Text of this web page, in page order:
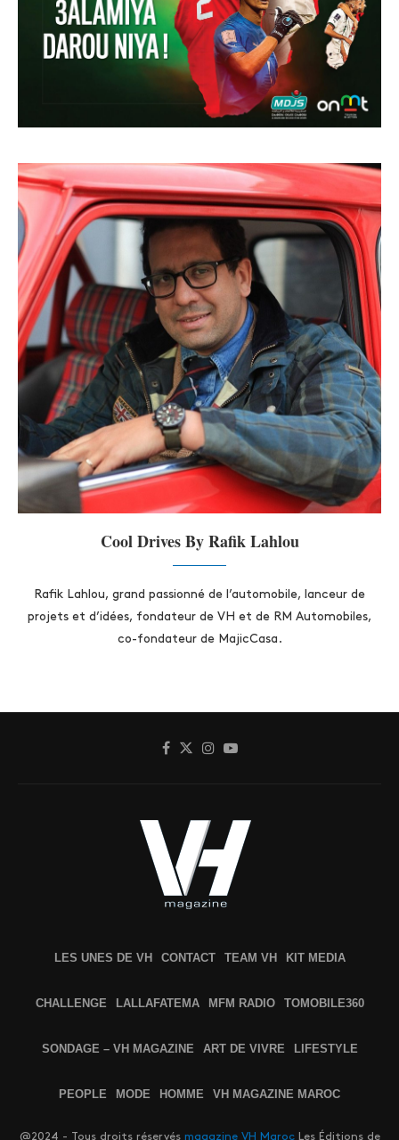
Cool Drives By Rafik Lahlou
Rafik Lahlou, grand passionné de l’automobile, lanceur de
projets et d’idées, fondateur de VH et de RM Automobiles,
co-fondateur de MajicCasa.
LES UNES DE VH CONTACT TEAM VH KIT MEDIA
CHALLENGE LALLAFATEMA MFM RADIO TOMOBILE360
SONDAGE – VH MAGAZINE ART DE VIVRE LIFESTYLE
PEOPLE MODE HOMME VH MAGAZINE MAROC
@2024 - Tous droits réservés magazine VH MarocLes Éditions de